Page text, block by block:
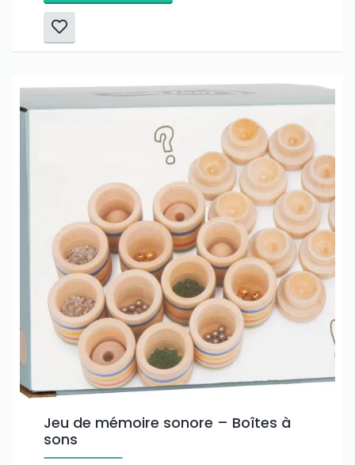
Jeu de mémoire sonore – Boîtes à
sons